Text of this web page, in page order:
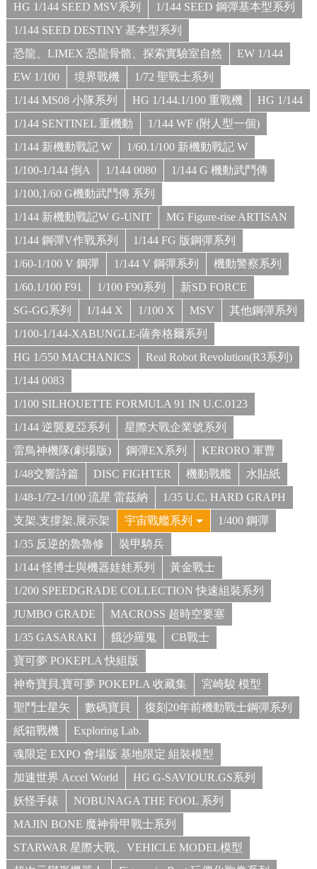
HG 1/144 SEED MSV系列
1/144 SEED 鋼彈基本型系列
1/144 SEED DESTINY 基本型系列
恐龍、LIMEX 恐龍骨骼、探索實驗室自然
EW 1/144
EW 1/100
境界戰機
1/72 聖戰士系列
1/144 MS08 小隊系列
HG 1/144.1/100 重戰機
HG 1/144
1/144 SENTINEL 重機動
1/144 WF (附人型一個)
1/144 新機動戰記 W
1/60.1/100 新機動戰記 W
1/100-1/144 倒A
1/144 0080
1/144 G 機動武鬥傳
1/100,1/60 G機動武鬥傳 系列
1/144 新機動戰記W G-UNIT
MG Figure-rise ARTISAN
1/144 鋼彈V作戰系列
1/144 FG 版鋼彈系列
1/60-1/100 V 鋼彈
1/144 V 鋼彈系列
機動警察系列
1/60.1/100 F91
1/100 F90系列
新SD FORCE
SG-GG系列
1/144 X 1/100 X MSV
其他鋼彈系列
1/100-1/144-XABUNGLE-薩奔格爾系列
HG 1/550 MACHANICS
Real Robot Revolution(R3系列)
1/144 0083
1/100 SILHOUETTE FORMULA 91 IN U.C.0123
1/144 逆襲夏亞系列
星際大戰企業號系列
雷鳥神機隊(劇場版)
鋼彈EX系列
KERORO 軍曹
1/48交響詩篇
DISC FIGHTER 機動戰艦
水貼紙
1/48-1/72-1/100 流星 雷茲納
1/35 U.C. HARD GRAPH
支架.支撐架.展示架
宇宙戰艦系列
1/400 鋼彈
1/35 反逆的魯魯修
裝甲騎兵
1/144 怪博士與機器娃娃系列
黃金戰士
1/200 SPEEDGRADE COLLECTION 快速組裝系列
JUMBO GRADE
MACROSS 超時空要塞
1/35 GASARAKI
餓沙羅鬼
CB戰士
寶可夢 POKEPLA 快組版
神奇寶貝,寶可夢 POKEPLA 收藏集
宮崎駿 模型
聖鬥士星矢
數碼寶貝
復刻20年前機動戰士鋼彈系列
紙箱戰機
Exploring Lab.
魂限定 EXPO 會場版 基地限定 組裝模型
加速世界 Accel World
HG G-SAVIOUR.GS系列
妖怪手錶
NOBUNAGA THE FOOL 系列
MAJIN BONE 魔神骨甲戰士系列
STARWAR 星際大戰、VEHICLE MODEL模型